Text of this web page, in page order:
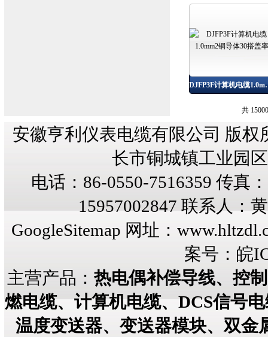
DJFP3F计算
共
安徽亨利仪表电缆有限公司 版权
长市铜城镇工业园
电话：86-0550-7516359 传真
15957002847 联系人：
GoogleSitemap 网址：
案号： 皖
主营产品： 热电偶补偿导线、控
燃电缆、计算机电缆、DCS信号
温度变送器、变送器模块、双金